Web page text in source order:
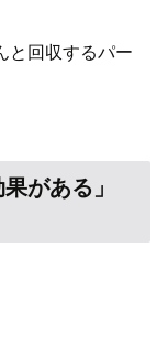
と回収するパー
がある」